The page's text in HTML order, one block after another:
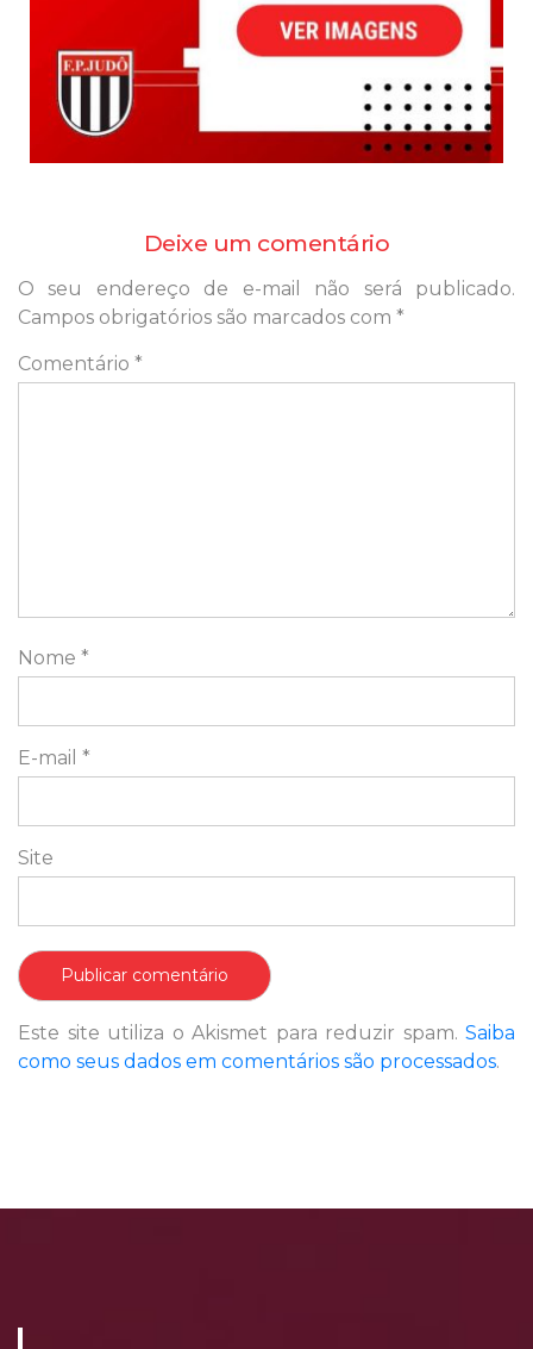
Deixe um comentário
O seu endereço de e-mail não será publicado.
Campos obrigatórios são marcados com *
Comentário *
Nome *
E-mail *
Site
Este site utiliza o Akismet para reduzir spam. Saiba
como seus dados em comentários são processados.